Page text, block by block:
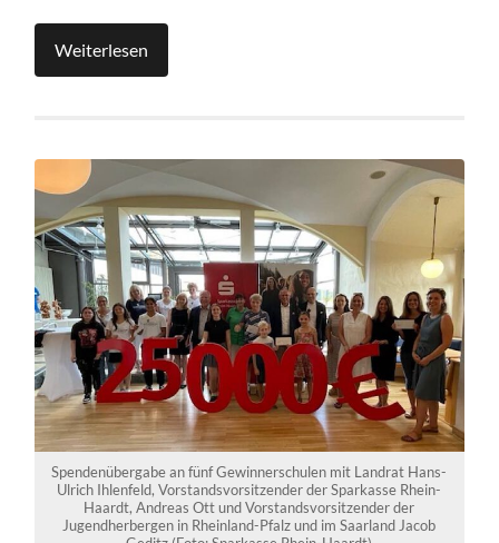
Weiterlesen
Spendenübergabe an fünf Gewinnerschulen mit Landrat Hans-
Ulrich Ihlenfeld, Vorstandsvorsitzender der Sparkasse Rhein-
Haardt, Andreas Ott und Vorstandsvorsitzender der
Jugendherbergen in Rheinland-Pfalz und im Saarland Jacob